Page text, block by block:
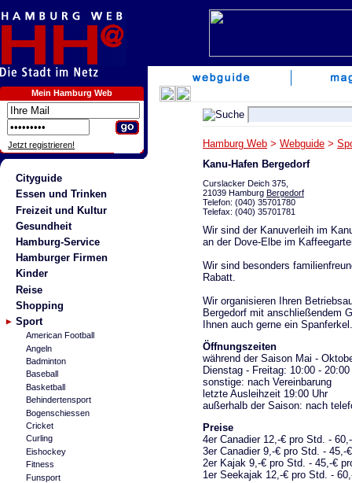
Mein Hamburg Web
Jetzt registrieren!
Cityguide
Essen und Trinken
Freizeit und Kultur
Gesundheit
Hamburg-Service
Hamburger Firmen
Kinder
Reise
Shopping
Sport
American Football
Angeln
Badminton
Baseball
Basketball
Behindertensport
Bogenschiessen
Cricket
Curling
Eishockey
Fitness
Funsport
Hamburg Web > Webguide >
Kanu-Hafen Bergedorf
Curslacker Deich 375,
21039 Hamburg Bergedorf
Telefon: (040) 35701780
Telefax: (040) 35701781
Wir sind der Kanuverleih im
an der Dove-Elbe im
Wir sind besonders
Rabatt.
Wir organisieren Ihren
Bergedorf mit anschließendem
Ihnen auch gerne ein Spanferkel.
Öffnungszeiten
während der Saison Mai -
Dienstag - Freitag: 10:00 - 20:00
sonstige: nach Vereinbarung
letzte Ausleihzeit 19:00 Uhr
außerhalb der Saison: nach
Preise
4er Canadier 12,-€ pro Std. -
3er Canadier 9,-€ pro Std. - 45,-
2er Kajak 9,-€ pro Std. - 45,-€
1er Seekajak 12,-€ pro Std. -